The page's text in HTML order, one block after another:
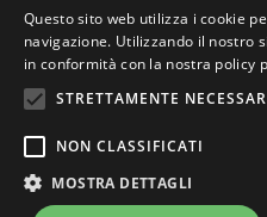
PRIVACY POLICY
COOKIE POLICY
Studio Bibliografico
nr. 01744000207
Questo sito web utilizza i cookie
navigazione. Utilizzando il nostro
in conformità con la nostra policy
STRETTAMENTE
NON CLASSIFICATI
MOSTRA DETTAGLI